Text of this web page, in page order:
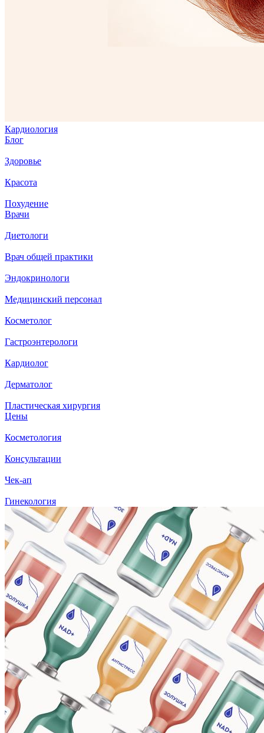
Кардиология
Блог
Здоровье
Красота
Похудение
Врачи
Диетологи
Врач общей практики
Эндокринологи
Медицинский персонал
Косметолог
Гастроэнтерологи
Кардиолог
Дерматолог
Пластическая хирургия
Цены
Косметология
Консультации
Чек-ап
Гинекология